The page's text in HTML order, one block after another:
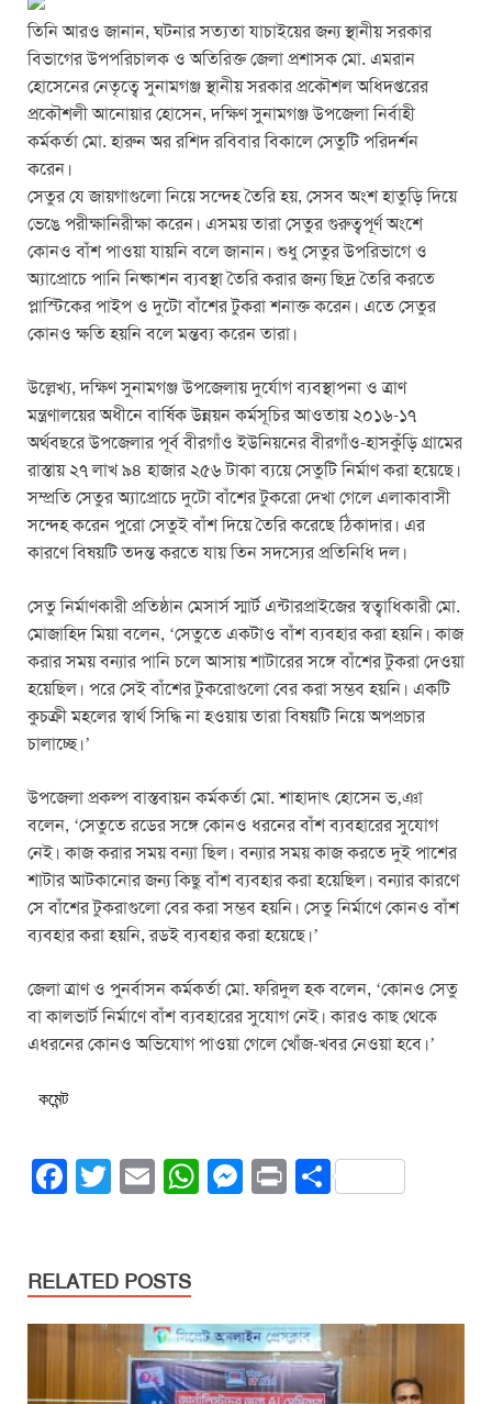
তিনি আরও জানান, ঘটনার সত্যতা যাচাইয়ের জন্য স্থানীয় সরকার
বিভাগের উপপরিচালক ও অতিরিক্ত জেলা প্রশাসক মো. এমরান
হোসেনের নেতৃত্বে সুনামগঞ্জ স্থানীয় সরকার প্রকৌশল অধিদপ্তরের
প্রকৌশলী আনোয়ার হোসেন, দক্ষিণ সুনামগঞ্জ উপজেলা নির্বাহী
কর্মকর্তা মো. হারুন অর রশিদ রবিবার বিকালে সেতুটি পরিদর্শন
করেন।
সেতুর যে জায়গাগুলো নিয়ে সন্দেহ তৈরি হয়, সেসব অংশ হাতুড়ি দিয়ে
ভেঙে পরীক্ষানিরীক্ষা করেন। এসময় তারা সেতুর গুরুত্বপূর্ণ অংশে
কোনও বাঁশ পাওয়া যায়নি বলে জানান। শুধু সেতুর উপরিভাগে ও
অ্যাপ্রোচে পানি নিষ্কাশন ব্যবস্থা তৈরি করার জন্য ছিদ্র তৈরি করতে
প্লাস্টিকের পাইপ ও দুটো বাঁশের টুকরা শনাক্ত করেন। এতে সেতুর
কোনও ক্ষতি হয়নি বলে মন্তব্য করেন তারা।
উল্লেখ্য, দক্ষিণ সুনামগঞ্জ উপজেলায় দুর্যোগ ব্যবস্থাপনা ও ত্রাণ
মন্ত্রণালয়ের অধীনে বার্ষিক উন্নয়ন কর্মসূচির আওতায় ২০১৬-১৭
অর্থবছরে উপজেলার পূর্ব বীরগাঁও ইউনিয়নের বীরগাঁও-হাসকুঁড়ি গ্রামের
রাস্তায় ২৭ লাখ ৯৪ হাজার ২৫৬ টাকা ব্যয়ে সেতুটি নির্মাণ করা হয়েছে।
সম্প্রতি সেতুর অ্যাপ্রোচে দুটো বাঁশের টুকরো দেখা গেলে এলাকাবাসী
সন্দেহ করেন পুরো সেতুই বাঁশ দিয়ে তৈরি করেছে ঠিকাদার। এর
কারণে বিষয়টি তদন্ত করতে যায় তিন সদস্যের প্রতিনিধি দল।
সেতু নির্মাণকারী প্রতিষ্ঠান মেসার্স স্মার্ট এন্টারপ্রাইজের স্বত্বাধিকারী মো.
মোজাহিদ মিয়া বলেন, ‘সেতুতে একটাও বাঁশ ব্যবহার করা হয়নি। কাজ
করার সময় বন্যার পানি চলে আসায় শাটারের সঙ্গে বাঁশের টুকরা দেওয়া
হয়েছিল। পরে সেই বাঁশের টুকরোগুলো বের করা সম্ভব হয়নি। একটি
কুচক্রী মহলের স্বার্থ সিদ্ধি না হওয়ায় তারা বিষয়টি নিয়ে অপপ্রচার
চালাচ্ছে।’
উপজেলা প্রকল্প বাস্তবায়ন কর্মকর্তা মো. শাহাদাৎ হোসেন ভ‚ঞা
বলেন, ‘সেতুতে রডের সঙ্গে কোনও ধরনের বাঁশ ব্যবহারের সুযোগ
নেই। কাজ করার সময় বন্যা ছিল। বন্যার সময় কাজ করতে দুই পাশের
শাটার আটকানোর জন্য কিছু বাঁশ ব্যবহার করা হয়েছিল। বন্যার কারণে
সে বাঁশের টুকরাগুলো বের করা সম্ভব হয়নি। সেতু নির্মাণে কোনও বাঁশ
ব্যবহার করা হয়নি, রডই ব্যবহার করা হয়েছে।’
জেলা ত্রাণ ও পুনর্বাসন কর্মকর্তা মো. ফরিদুল হক বলেন, ‘কোনও সেতু
বা কালভার্ট নির্মাণে বাঁশ ব্যবহারের সুযোগ নেই। কারও কাছ থেকে
এধরনের কোনও অভিযোগ পাওয়া গেলে খোঁজ-খবর নেওয়া হবে।’
কমেন্ট
F
e
b
o
o
T
er
E
W
A
p
p
M
n
g
er
Pr S
RELATED POSTS